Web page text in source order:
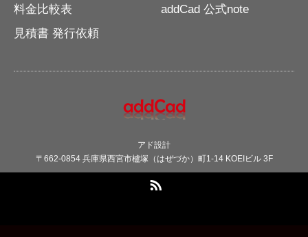
料金比較表
見積書 発行依頼
addCad 公式note
アド設計
〒662-0854 兵庫県西宮市櫨塚（はぜづか）町1-14 KOEIビル 3F